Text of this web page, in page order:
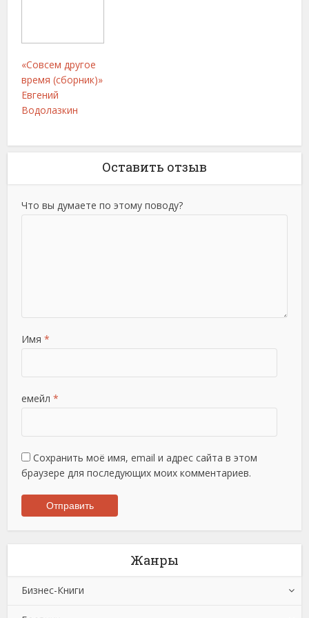
«Совсем другое
время (сборник)»
Евгений
Водолазкин
Оставить отзыв
Что вы думаете по этому поводу?
Имя *
емейл *
Сохранить моё имя, email и адрес сайта в этом
браузере для последующих моих комментариев.
Жанры
Бизнес-Книги